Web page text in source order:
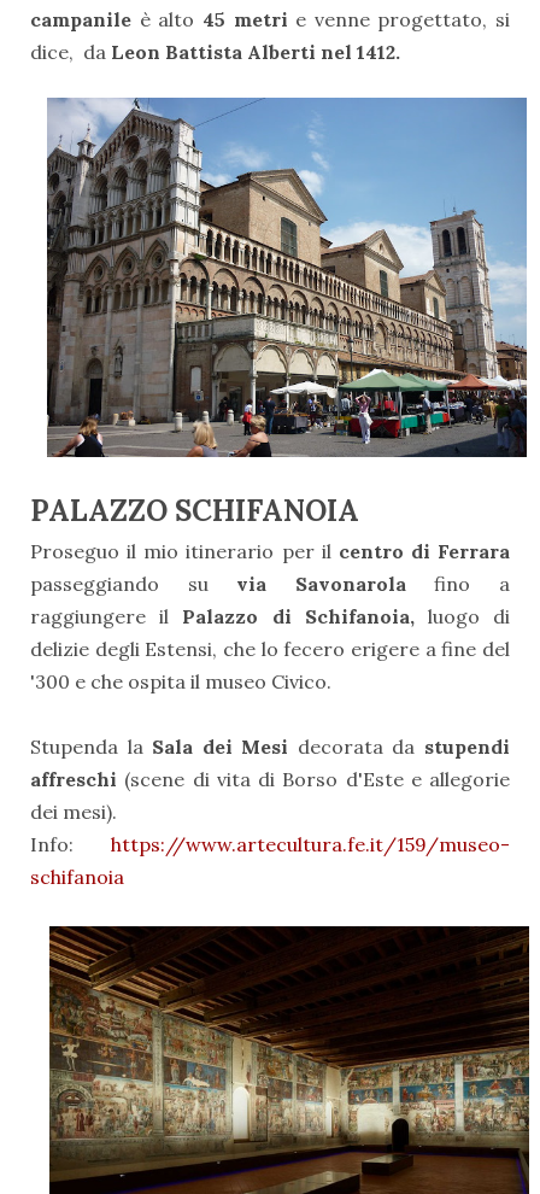
campanile è alto 45 metri e venne progettato, si
dice, da Leon Battista Alberti nel 1412.
PALAZZO SCHIFANOIA
Proseguo il mio itinerario per ilcentro di Ferrara
passeggiando su via Savonarolafino a
raggiungere il Palazzo di Schifanoia,luogo di
delizie degli Estensi, che lo fecero erigere a fine del
'300 e che ospita il museo Civico.
Stupenda la Sala dei Mesi decorata da stupendi
affreschi (scene di vita di Borso d'Este e allegorie
dei mesi).
Info: https://www.artecultura.fe.it/159/museo-
schifanoia